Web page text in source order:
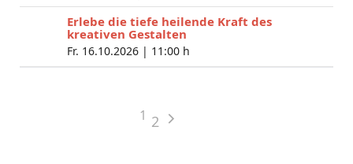
Erlebe die tiefe heilende Kraft des
kreativen Gestalten
Fr. 16.10.2026 | 11:00 h
1 2